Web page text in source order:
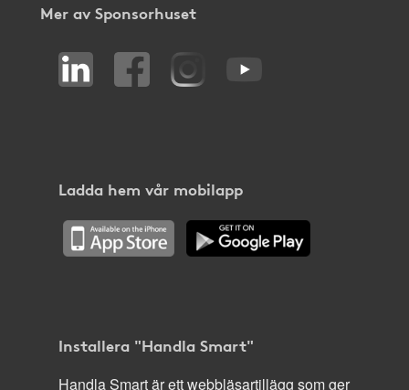
Mer av Sponsorhuset
Ladda hem vår mobilapp
Installera "Handla Smart"
Handla Smart är ett webbläsartillägg som ger